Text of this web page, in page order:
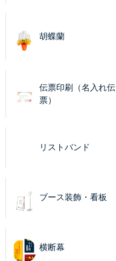
胡蝶蘭
伝票印刷（名入れ伝
票）
リストバンド
ブース装飾・看板
横断幕